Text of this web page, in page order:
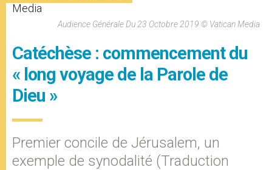
Audience Générale Du 23 Octobre 2019 © Vatican Media
Catéchèse : commencement du
« long voyage de la Parole de
Dieu »
Premier concile de Jérusalem, un
exemple de synodalité (Traduction